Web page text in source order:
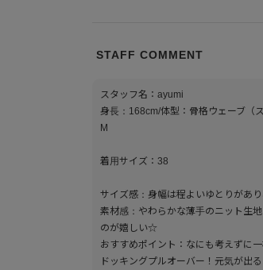
STAFF COMMENT
スタッフ名：ayumi
身長：168cm/体型：骨格ウェーブ（
M
着用サイズ：38
サイズ感：身幅は程よいゆとりがあり
素材感：やわらかな薄手のニット生
のが嬉しい☆
おすすめポイント：なにも考えずに
ドッキングプルオーバー！元気が出